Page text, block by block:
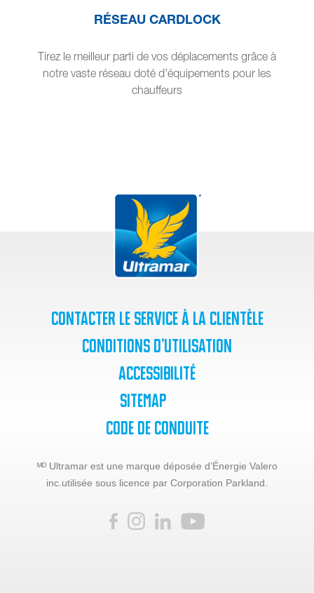
RÉSEAU CARDLOCK
Tirez le meilleur parti de vos déplacements grâce à
notre vaste réseau doté d’équipements pour les
chauffeurs
Contacter le service à la clientèle
Conditions d’utilisation
Accessibilité
SiteMap
Code de Conduite
ᴹᴰ Ultramar est une marque déposée d’Énergie Valero
inc. utilisée sous licence par Corporation Parkland.